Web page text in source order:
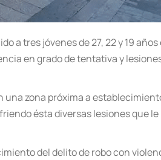
a tres jóvenes de 27, 22 y 19
en grado de tentativa y
zona próxima a
ésta diversas lesiones que
del delito de robo con